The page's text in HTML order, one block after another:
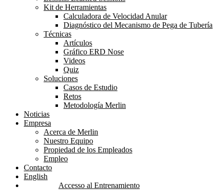
Kit de Herramientas
Calculadora de Velocidad Anular
Diagnóstico del Mecanismo de Pega de Tubería
Técnicas
Artículos
Gráfico ERD Nose
Videos
Quiz
Soluciones
Casos de Estudio
Retos
Metodología Merlin
Noticias
Empresa
Acerca de Merlin
Nuestro Equipo
Propiedad de los Empleados
Empleo
Contacto
English
Accesso al Entrenamiento